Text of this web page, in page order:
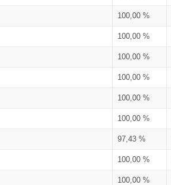
100,00 %
100,00 %
100,00 %
100,00 %
100,00 %
100,00 %
97,43 %
100,00 %
100,00 %